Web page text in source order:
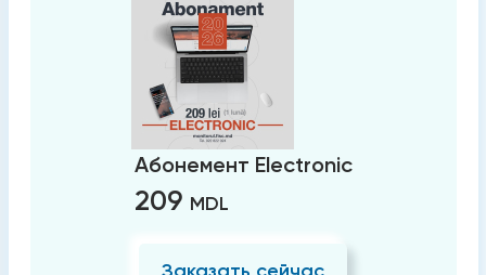
Абонемент Electronic
209 MDL
Заказать сейчас